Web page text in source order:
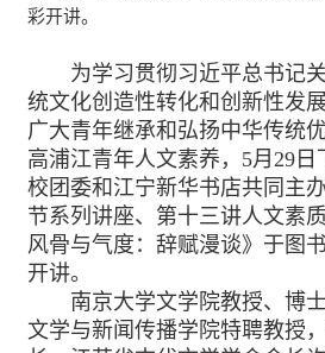
彩开讲。
为学习贯彻习近平总书记关
统文化创造性转化和创新性发
广大青年继承和弘扬中华传统
高浦江青年人文素养，5月29日
校团委和江宁新华书店共同主
节系列讲座、第十三讲人文素
风骨与气度：辞赋漫谈》于图
开讲。
南京大学文学院教授、博士
文学与新闻传播学院特聘教授